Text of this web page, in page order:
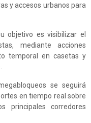
y accesos urbanos para
objetivo es visibilizar el
mediante acciones
temporal en casetas y
se seguirá
en tiempo real sobre
corredores